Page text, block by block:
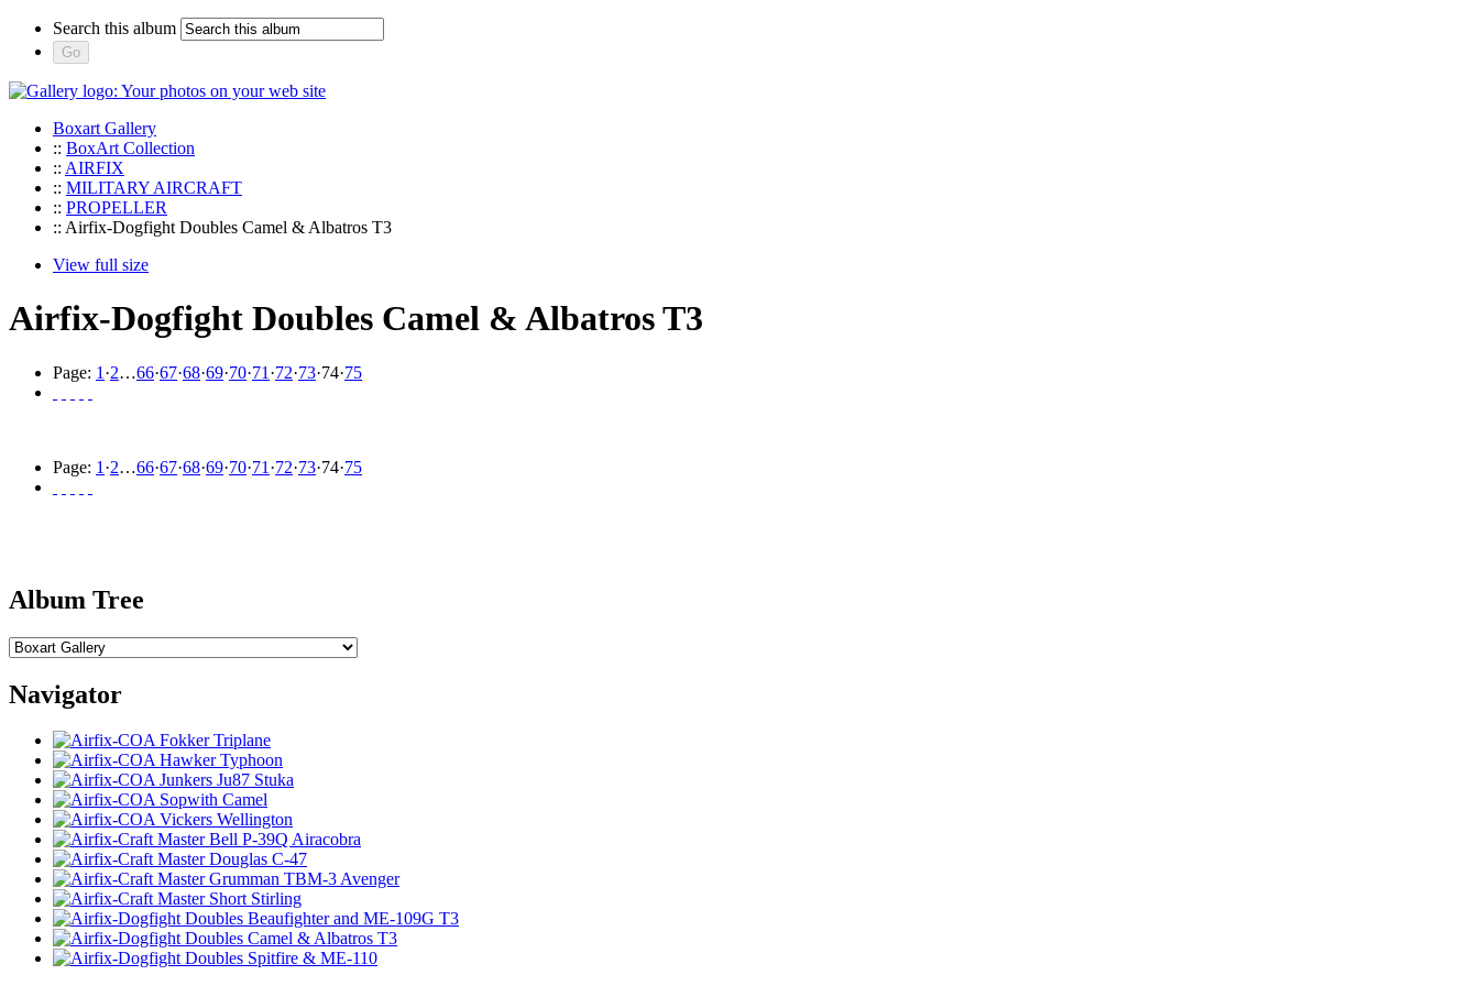
Search this album
Boxart Gallery
:: BoxArt Collection
:: AIRFIX
:: MILITARY AIRCRAFT
:: PROPELLER
:: Airfix-Dogfight Doubles Camel & Albatros T3
View full size
Airfix-Dogfight Doubles Camel & Albatros T3
Page: 1 ·2…66·67·68·69·70·71 ·72·73·74·75
Page: 1 ·2…66·67·68·69·70·71 ·72·73·74·75
Album Tree
Navigator